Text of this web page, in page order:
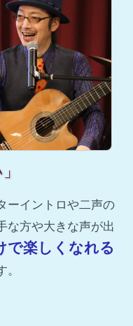
ーイントロや二声の
な方や大きな声が出
で楽しくなれる